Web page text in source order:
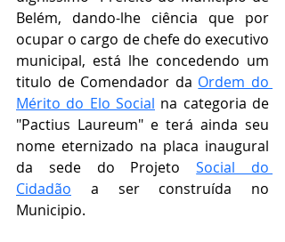
Belém, dando-lhe ciência que por
ocupar o cargo de chefe do executivo
municipal, está lhe concedendo um
titulo de Comendador da Ordem do
Mérito do Elo Social na categoria de
"Pactius Laureum" e terá ainda seu
nome eternizado na placa inaugural
da sede do Projeto Social do
Cidadão a ser construída no
Municipio.